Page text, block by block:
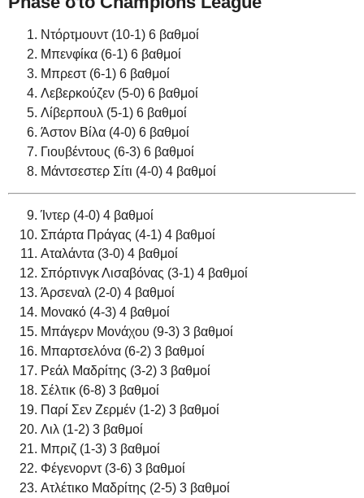
Ντόρτμουντ (10-1) 6 βαθμοί
Μπενφίκα (6-1) 6 βαθμοί
Μπρεστ (6-1) 6 βαθμοί
Λεβερκούζεν (5-0) 6 βαθμοί
Λίβερπουλ (5-1) 6 βαθμοί
Άστον Βίλα (4-0) 6 βαθμοί
Γιουβέντους (6-3) 6 βαθμοί
Μάντσεστερ Σίτι (4-0) 4 βαθμοί
Ίντερ (4-0) 4 βαθμοί
Σπάρτα Πράγας (4-1) 4 βαθμοί
Αταλάντα (3-0) 4 βαθμοί
Σπόρτινγκ Λισαβόνας (3-1) 4 βαθμοί
Άρσεναλ (2-0) 4 βαθμοί
Μονακό (4-3) 4 βαθμοί
Μπάγερν Μονάχου (9-3) 3 βαθμοί
Μπαρτσελόνα (6-2) 3 βαθμοί
Ρεάλ Μαδρίτης (3-2) 3 βαθμοί
Σέλτικ (6-8) 3 βαθμοί
Παρί Σεν Ζερμέν (1-2) 3 βαθμοί
Λιλ (1-2) 3 βαθμοί
Μπριζ (1-3) 3 βαθμοί
Φέγενορντ (3-6) 3 βαθμοί
Ατλέτικο Μαδρίτης (2-5) 3 βαθμοί